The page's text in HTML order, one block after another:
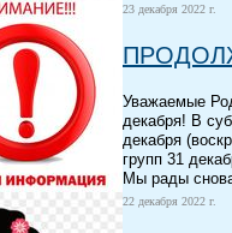
23 декабря 2022 г.
Уважаемые
декабря! В
декабря
групп 31
Мы рады
22 декабря 2022 г.